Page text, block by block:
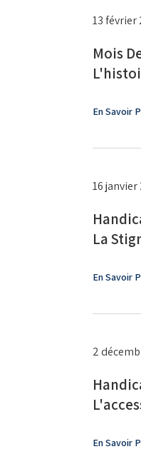
13 février
Mois
En Savoir
16 janvier
La
En Savoir
2
En Savoir